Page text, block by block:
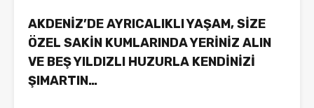
AKDENİZ’DE AYRICALIKLI YAŞAM, SİZE
ÖZEL SAKİN KUMLARINDA YERİNİZ ALIN
VE BEŞ YILDIZLI HUZURLA KENDİNİZİ
ŞIMARTIN…